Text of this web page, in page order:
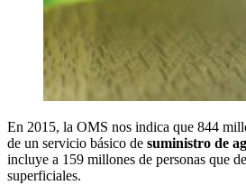
En 2015, la OMS nos indica que 844
de un servicio básico de suministro de
incluye a 159 millones de personas que
superficiales.